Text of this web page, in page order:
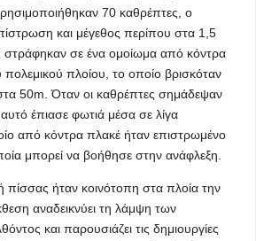
70 καθρέπτες, ο
και μέγεθος περίπου στα 1,5
στράφηκαν σε ένα ομοίωμα από κόντρα
πλοίου, το οποίο βρισκόταν
50m. Όταν οι καθρέπτες σημάδεψαν
έπιασε φωτιά μέσα σε λίγα
από κόντρα πλακέ ήταν επιστρωμένο
μπορεί να βοήθησε στην ανάφλεξη.
ήταν κοινότοπη στα πλοία την
αναδεικνύει τη λάμψη των
και παρουσιάζει τις δημιουργίες